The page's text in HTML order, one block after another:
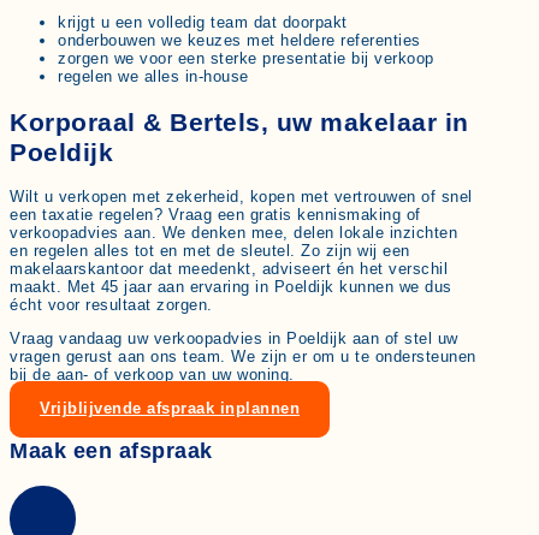
krijgt u een volledig team dat doorpakt
onderbouwen we keuzes met heldere referenties
zorgen we voor een sterke presentatie bij verkoop
regelen we alles in-house
Korporaal & Bertels, uw makelaar in
Poeldijk
Wilt u verkopen met zekerheid, kopen met vertrouwen of snel
een taxatie regelen? Vraag een gratis kennismaking of
verkoopadvies aan. We denken mee, delen lokale inzichten
en regelen alles tot en met de sleutel. Zo zijn wij een
makelaarskantoor dat meedenkt, adviseert én het verschil
maakt. Met 45 jaar aan ervaring in Poeldijk kunnen we dus
écht voor resultaat zorgen.
Vraag vandaag uw verkoopadvies in Poeldijk aan of stel uw
vragen gerust aan ons team. We zijn er om u te ondersteunen
bij de aan- of verkoop van uw woning.
Vrijblijvende afspraak inplannen
Maak een afspraak